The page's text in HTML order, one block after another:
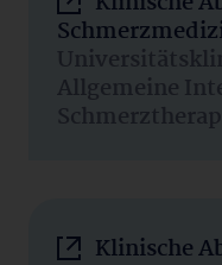
Allgemeine
Klinische